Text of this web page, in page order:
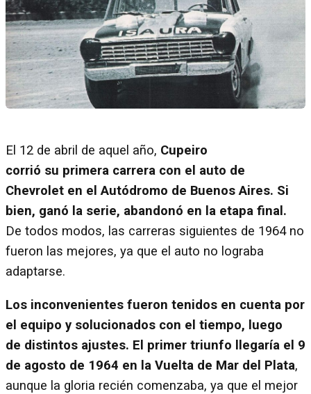
El 12 de abril de aquel año, Cupeiro
corrió su primera carrera con el auto de
Chevrolet en el Autódromo de Buenos Aires. Si
bien, ganó la serie, abandonó en la etapa final.
De todos modos, las carreras siguientes de 1964 no
fueron las mejores, ya que el auto no lograba
adaptarse.
Los inconvenientes fueron tenidos en cuenta por
el equipo y solucionados con el tiempo, luego
de distintos ajustes. El primer triunfo llegaría el 9
de agosto de 1964 en la Vuelta de Mar del Plata,
aunque la gloria recién comenzaba, ya que el mejor